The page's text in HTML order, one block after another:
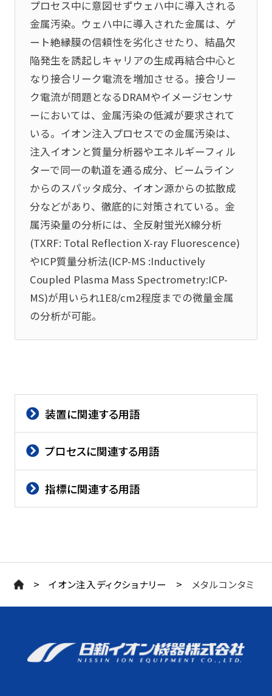
プロセス中に意図せずウェハ中に導入される
金属汚染。ウェハ中に導入された金属は、ゲ
ート絶縁膜の信頼性を劣化させたり、結晶欠
陥発生を誘起しキャリアの生成再結合中心と
なり接合リーク電流を増加させる。接合リー
ク電流が問題となるDRAMやイメージセンサ
ーにおいては、金属汚染の低減が要求されて
いる。イオン注入プロセスでの金属汚染は、
注入イオンと質量分析器やエネルギーフィル
ターで同一の軌道を通る成分、ビームライン
からのスパッタ成分、イオン源からの拡散成
分などがあり、徹底的に対策されている。金
属汚染量の分析には、全反射蛍光X線分析
(TXRF: Total Reflection X-ray Fluorescence)
やICP質量分析法(ICP-MS :Inductively
Coupled Plasma Mass Spectrometry:ICP-
MS)が用いられ1E8/cm2程度までの微量金属
の分析が可能。
装置に関連する用語
プロセスに関連する用語
指標に関連する用語
> イオン注入ディクショナリー > メタルコンタミ